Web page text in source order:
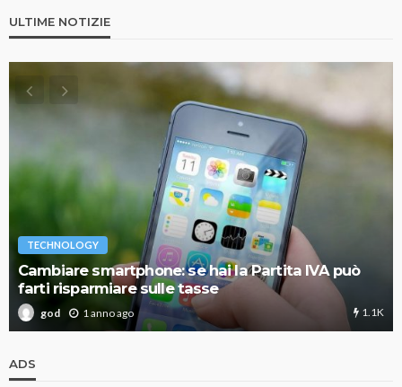
ULTIME NOTIZIE
TECHNOLOGY
Cambiare smartphone: se hai la Partita IVA può
farti risparmiare sulle tasse
god 1 anno ago 1.1K
ADS